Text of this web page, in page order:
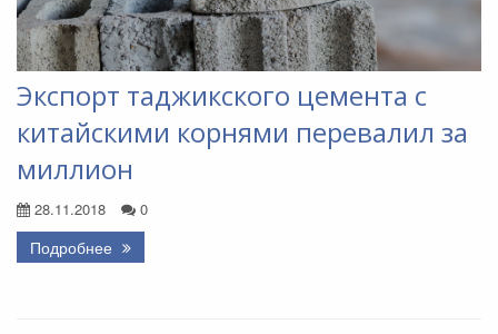
Экспорт таджикского цемента с
китайскими корнями перевалил за
миллион
28.11.2018 0
Подробнее